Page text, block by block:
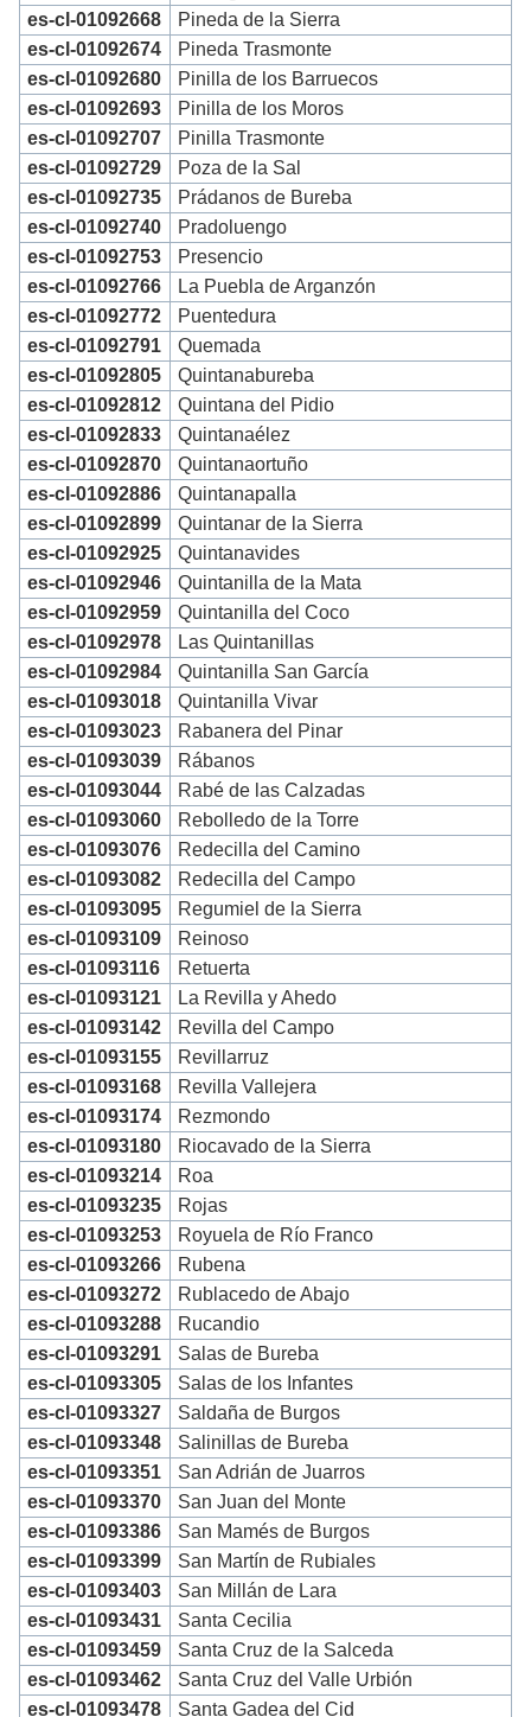
es-cl-01092668
Pineda de la Sierra
es-cl-01092674
Pineda Trasmonte
es-cl-01092680
Pinilla de los Barruecos
es-cl-01092693
Pinilla de los Moros
es-cl-01092707
Pinilla Trasmonte
es-cl-01092729
Poza de la Sal
es-cl-01092735
Prádanos de Bureba
es-cl-01092740
Pradoluengo
es-cl-01092753
Presencio
es-cl-01092766
La Puebla de Arganzón
es-cl-01092772
Puentedura
es-cl-01092791
Quemada
es-cl-01092805
Quintanabureba
es-cl-01092812
Quintana del Pidio
es-cl-01092833
Quintanaélez
es-cl-01092870
Quintanaortuño
es-cl-01092886
Quintanapalla
es-cl-01092899
Quintanar de la Sierra
es-cl-01092925
Quintanavides
es-cl-01092946
Quintanilla de la Mata
es-cl-01092959
Quintanilla del Coco
es-cl-01092978
Las Quintanillas
es-cl-01092984
Quintanilla San García
es-cl-01093018
Quintanilla Vivar
es-cl-01093023
Rabanera del Pinar
es-cl-01093039
Rábanos
es-cl-01093044
Rabé de las Calzadas
es-cl-01093060
Rebolledo de la Torre
es-cl-01093076
Redecilla del Camino
es-cl-01093082
Redecilla del Campo
es-cl-01093095
Regumiel de la Sierra
es-cl-01093109
Reinoso
es-cl-01093116
Retuerta
es-cl-01093121
La Revilla y Ahedo
es-cl-01093142
Revilla del Campo
es-cl-01093155
Revillarruz
es-cl-01093168
Revilla Vallejera
es-cl-01093174
Rezmondo
es-cl-01093180
Riocavado de la Sierra
es-cl-01093214
Roa
es-cl-01093235
Rojas
es-cl-01093253
Royuela de Río Franco
es-cl-01093266
Rubena
es-cl-01093272
Rublacedo de Abajo
es-cl-01093288
Rucandio
es-cl-01093291
Salas de Bureba
es-cl-01093305
Salas de los Infantes
es-cl-01093327
Saldaña de Burgos
es-cl-01093348
Salinillas de Bureba
es-cl-01093351
San Adrián de Juarros
es-cl-01093370
San Juan del Monte
es-cl-01093386
San Mamés de Burgos
es-cl-01093399
San Martín de Rubiales
es-cl-01093403
San Millán de Lara
es-cl-01093431
Santa Cecilia
es-cl-01093459
Santa Cruz de la Salceda
es-cl-01093462
Santa Cruz del Valle Urbión
es-cl-01093478
Santa Gadea del Cid